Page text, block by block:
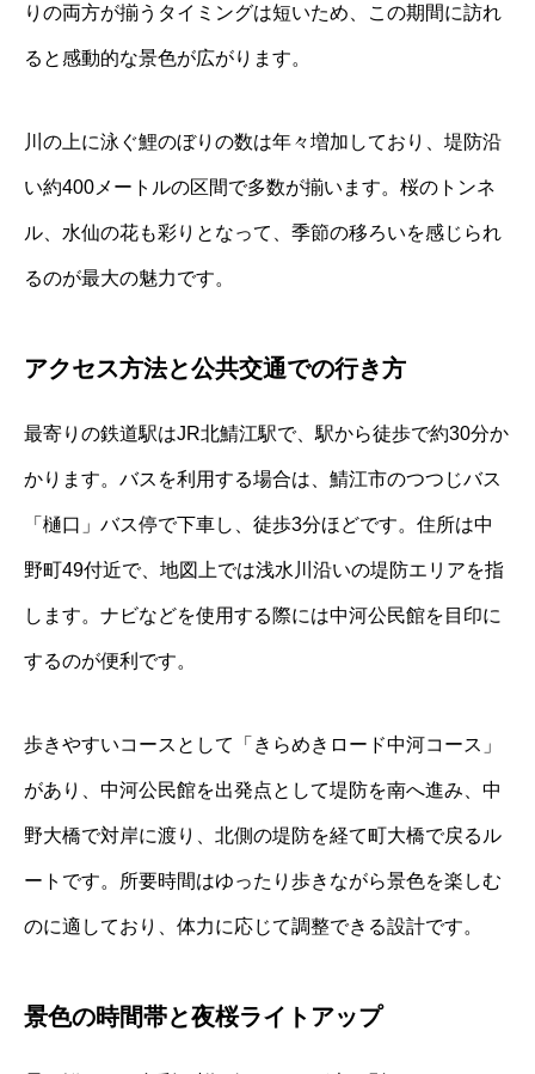
りの両方が揃うタイミングは短いため、この期間に訪れ
ると感動的な景色が広がります。
川の上に泳ぐ鯉のぼりの数は年々増加しており、堤防沿
い約400メートルの区間で多数が揃います。桜のトンネ
ル、水仙の花も彩りとなって、季節の移ろいを感じられ
るのが最大の魅力です。
アクセス方法と公共交通での行き方
最寄りの鉄道駅はJR北鯖江駅で、駅から徒歩で約30分か
かります。バスを利用する場合は、鯖江市のつつじバス
「樋口」バス停で下車し、徒歩3分ほどです。住所は中
野町49付近で、地図上では浅水川沿いの堤防エリアを指
します。ナビなどを使用する際には中河公民館を目印に
するのが便利です。
歩きやすいコースとして「きらめきロード中河コース」
があり、中河公民館を出発点として堤防を南へ進み、中
野大橋で対岸に渡り、北側の堤防を経て町大橋で戻るル
ートです。所要時間はゆったり歩きながら景色を楽しむ
のに適しており、体力に応じて調整できる設計です。
景色の時間帯と夜桜ライトアップ